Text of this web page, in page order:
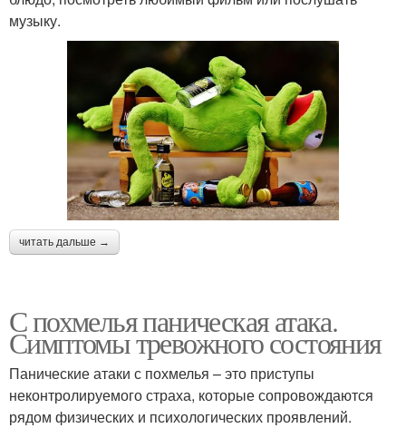
музыку.
читать дальше →
С похмелья паническая атака.
Симптомы тревожного состояния
Панические атаки с похмелья – это приступы
неконтролируемого страха, которые сопровождаются
рядом физических и психологических проявлений.